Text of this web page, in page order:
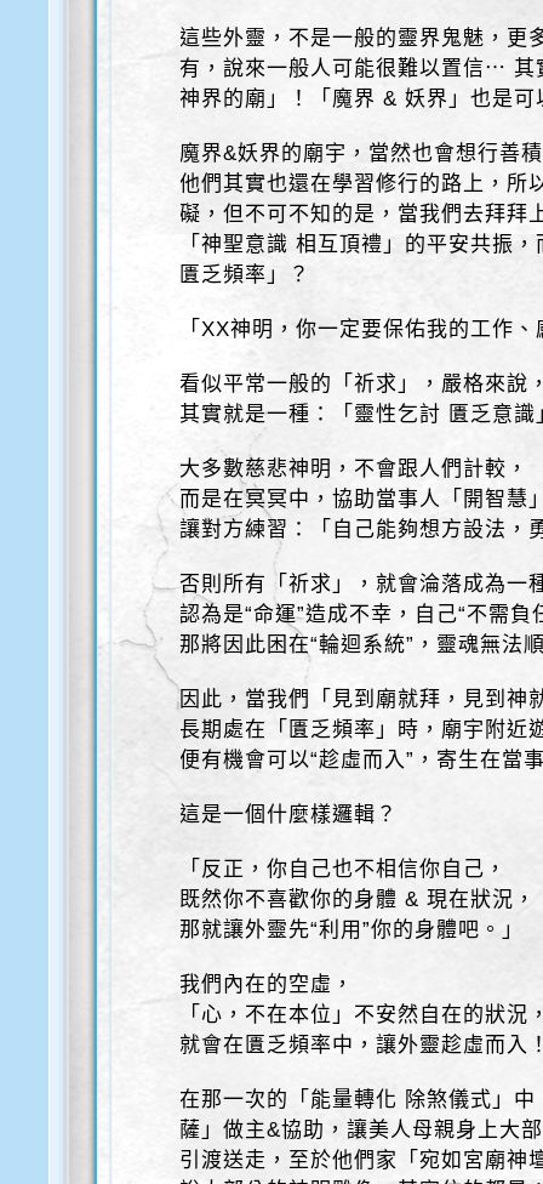
這些外靈，不是一般的靈界鬼魅，更
有，說來一般人可能很難以置信⋯ 其
神界的廟」！「魔界 & 妖界」也是
魔界&妖界的廟宇，當然也會想行善
他們其實也還在學習修行的路上，所
礙，但不可不知的是，當我們去拜拜
「神聖意識 相互頂禮」的平安共振
匱乏頻率」？
「XX神明，你一定要保佑我的工作
看似平常一般的「祈求」，嚴格來說
其實就是一種：「靈性乞討 匱乏意識
大多數慈悲神明，不會跟人們計較，
而是在冥冥中，協助當事人「開智慧
讓對方練習：「自己能夠想方設法，
否則所有「祈求」，就會淪落成為一
認為是“命運”造成不幸，自己“不需負
那將因此困在“輪迴系統”，靈魂無法
因此，當我們「見到廟就拜，見到神
長期處在「匱乏頻率」時，廟宇附近
便有機會可以“趁虛而入”，寄生在當
這是一個什麼樣邏輯？
「反正，你自己也不相信你自己，
既然你不喜歡你的身體 & 現在狀況，
那就讓外靈先“利用”你的身體吧。」
我們內在的空虛，
「心，不在本位」不安然自在的狀況
就會在匱乏頻率中，讓外靈趁虛而入
在那一次的「能量轉化 除煞儀式」
薩」做主&協助，讓美人母親身上大
引渡送走，至於他們家「宛如宮廟神